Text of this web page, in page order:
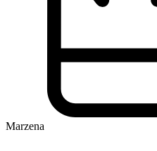
Marzena